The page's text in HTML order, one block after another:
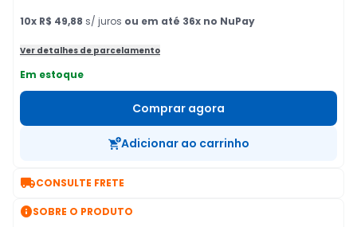
10x R$ 49,88 s/ juros ou em até 36x no NuPay
Ver detalhes de parcelamento
Em estoque
Comprar agora
Adicionar ao carrinho
CONSULTE FRETE
SOBRE O PRODUTO